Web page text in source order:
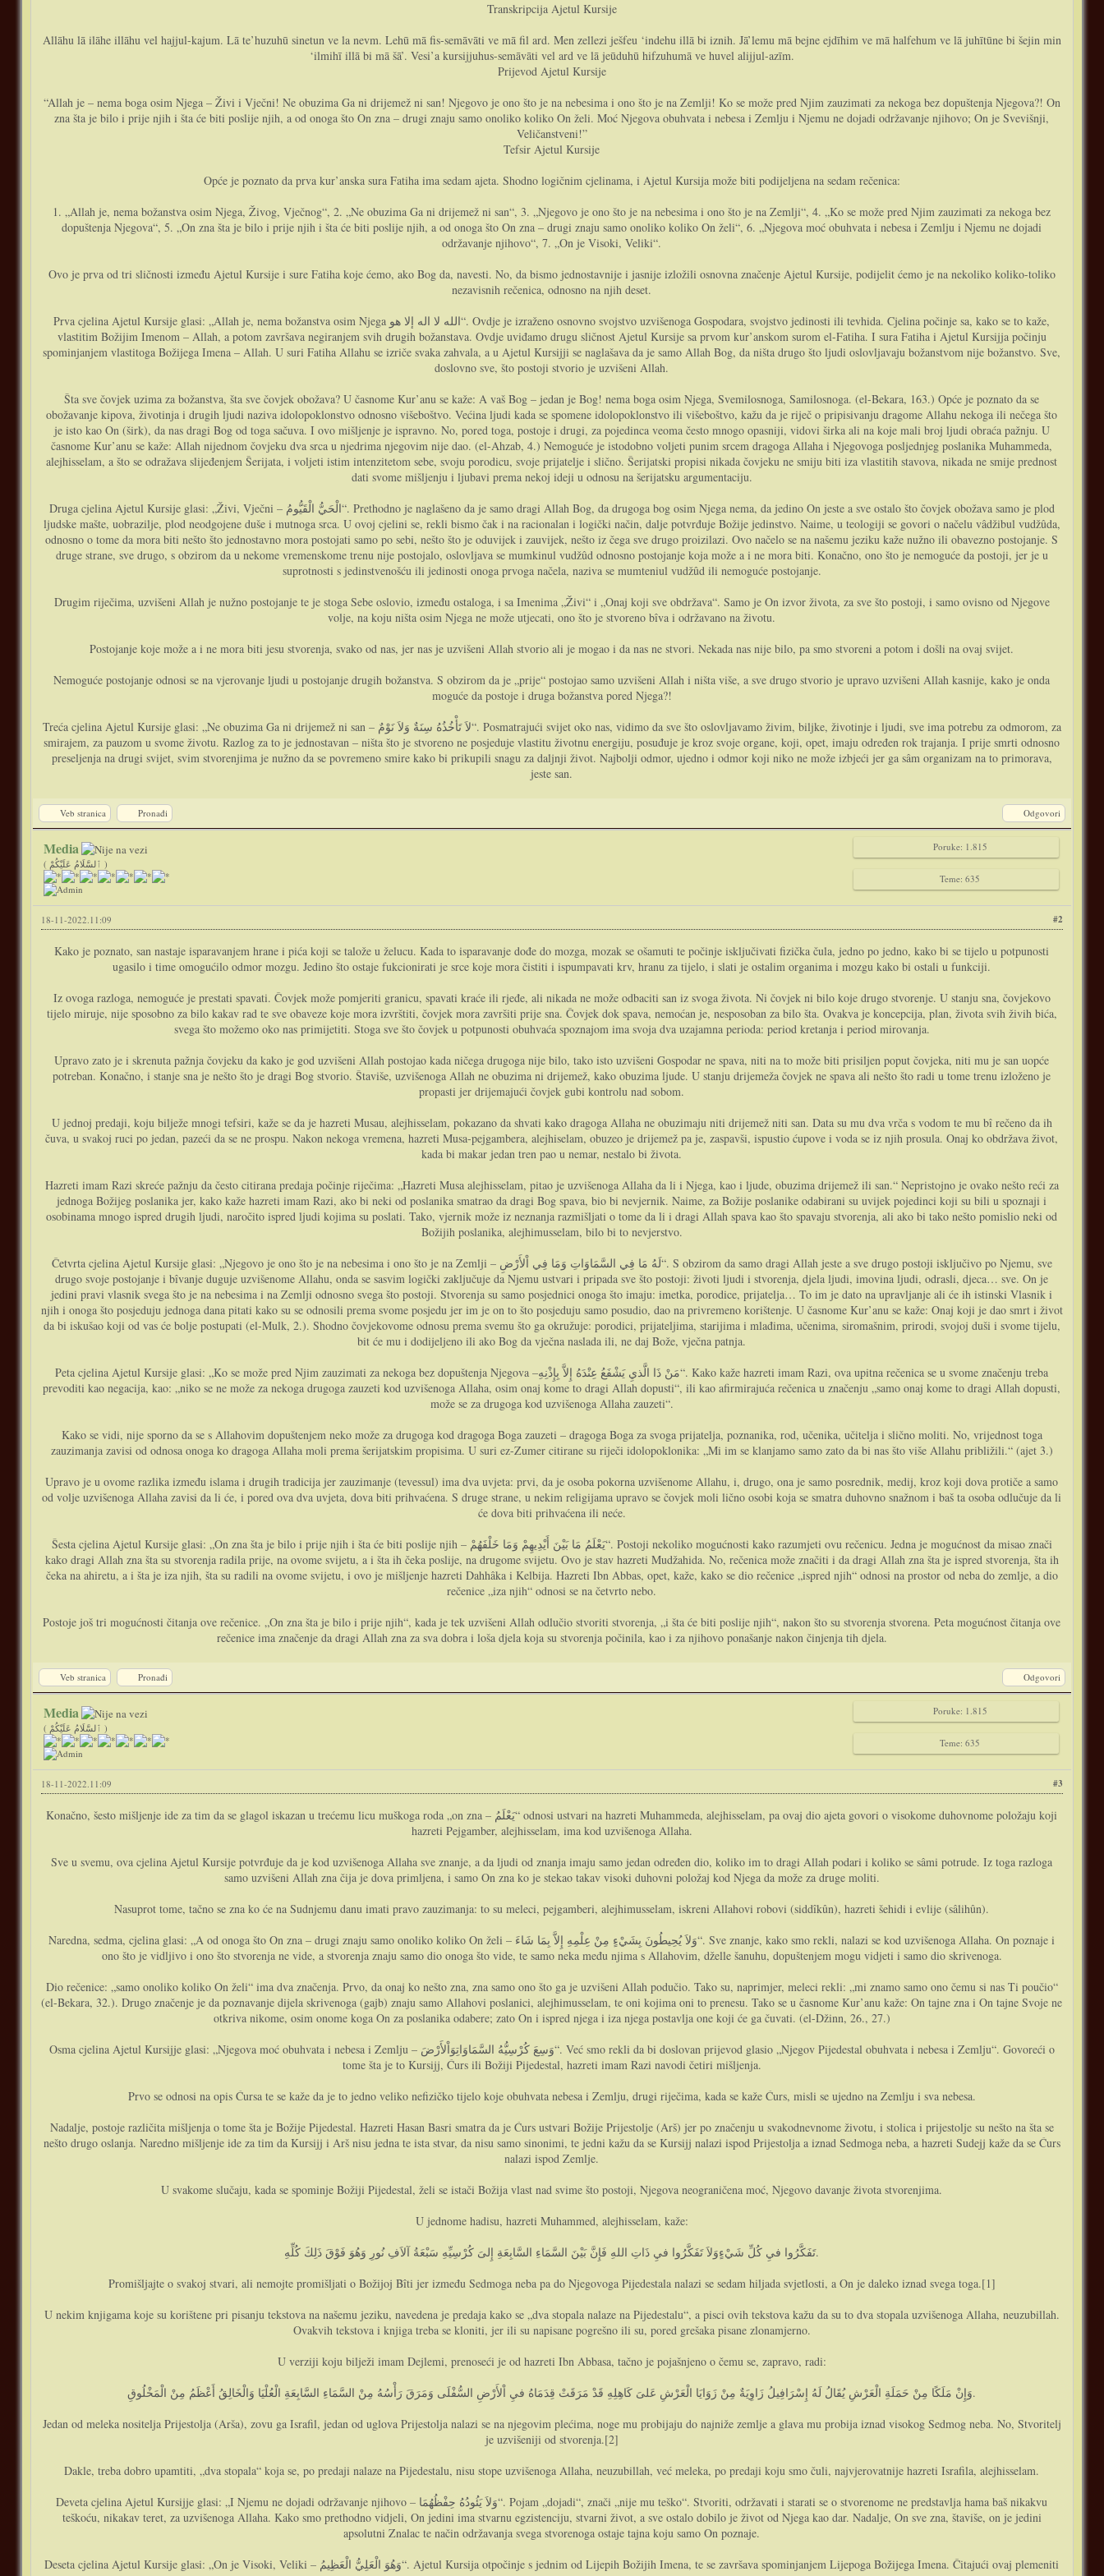
Transkripcija Ajetul Kursije
Allāhu lā ilāhe illāhu vel hajjul-kajum. Lā te’huzuhū sinetun ve la nevm. Lehū mā fis-semāvāti ve mā fil ard. Men zellezi ješfeu ‘indehu illā bi iznih. Jā’lemu mā bejne ejdīhim ve mā halfehum ve lā juhītūne bi šejin min
‘ilmihī illā bi mā šā’. Vesi’a kursijjuhus-semāvāti vel ard ve lā jeūduhū hifzuhumā ve huvel alijjul-azīm.
Prijevod Ajetul Kursije
“Allah je – nema boga osim Njega – Živi i Vječni! Ne obuzima Ga ni drijemež ni san! Njegovo je ono što je na nebesima i ono što je na Zemlji! Ko se može pred Njim zauzimati za nekoga bez dopuštenja Njegova?! On
zna šta je bilo i prije njih i šta će biti poslije njih, a od onoga što On zna – drugi znaju samo onoliko koliko On želi. Moć Njegova obuhvata i nebesa i Zemlju i Njemu ne dojadi održavanje njihovo; On je Svevišnji,
Veličanstveni!”
Tefsir Ajetul Kursije
Opće je poznato da prva kur’anska sura Fatiha ima sedam ajeta. Shodno logičnim cjelinama, i Ajetul Kursija može biti podijeljena na sedam rečenica:
1. „Allah je, nema božanstva osim Njega, Živog, Vječnog“, 2. „Ne obuzima Ga ni drijemež ni san“, 3. „Njegovo je ono što je na nebesima i ono što je na Zemlji“, 4. „Ko se može pred Njim zauzimati za nekoga bez
dopuštenja Njegova“, 5. „On zna šta je bilo i prije njih i šta će biti poslije njih, a od onoga što On zna – drugi znaju samo onoliko koliko On želi“, 6. „Njegova moć obuhvata i nebesa i Zemlju i Njemu ne dojadi
održavanje njihovo“, 7. „On je Visoki, Veliki“.
Ovo je prva od tri sličnosti između Ajetul Kursije i sure Fatiha koje ćemo, ako Bog da, navesti. No, da bismo jednostavnije i jasnije izložili osnovna značenje Ajetul Kursije, podijelit ćemo je na nekoliko koliko-toliko
nezavisnih rečenica, odnosno na njih deset.
Prva cjelina Ajetul Kursije glasi: „Allah je, nema božanstva osim Njega الله لا اله إلا هو“. Ovdje je izraženo osnovno svojstvo uzvišenoga Gospodara, svojstvo jedinosti ili tevhida. Cjelina počinje sa, kako se to kaže,
vlastitim Božijim Imenom – Allah, a potom završava negiranjem svih drugih božanstava. Ovdje uviđamo drugu sličnost Ajetul Kursije sa prvom kur’anskom surom el-Fatiha. I sura Fatiha i Ajetul Kursijja počinju
spominjanjem vlastitoga Božijega Imena – Allah. U suri Fatiha Allahu se izriče svaka zahvala, a u Ajetul Kursijji se naglašava da je samo Allah Bog, da ništa drugo što ljudi oslovljavaju božanstvom nije božanstvo. Sve,
doslovno sve, što postoji stvorio je uzvišeni Allah.
Šta sve čovjek uzima za božanstva, šta sve čovjek obožava? U časnome Kur’anu se kaže: A vaš Bog – jedan je Bog! nema boga osim Njega, Svemilosnoga, Samilosnoga. (el-Bekara, 163.) Opće je poznato da se
obožavanje kipova, životinja i drugih ljudi naziva idolopoklonstvo odnosno višeboštvo. Većina ljudi kada se spomene idolopoklonstvo ili višeboštvo, kažu da je riječ o pripisivanju dragome Allahu nekoga ili nečega što
je isto kao On (širk), da nas dragi Bog od toga sačuva. I ovo mišljenje je ispravno. No, pored toga, postoje i drugi, za pojedinca veoma često mnogo opasniji, vidovi širka ali na koje mali broj ljudi obraća pažnju. U
časnome Kur’anu se kaže: Allah nijednom čovjeku dva srca u njedrima njegovim nije dao. (el-Ahzab, 4.) Nemoguće je istodobno voljeti punim srcem dragoga Allaha i Njegovoga posljednjeg poslanika Muhammeda,
alejhisselam, a što se odražava slijeđenjem Šerijata, i voljeti istim intenzitetom sebe, svoju porodicu, svoje prijatelje i slično. Šerijatski propisi nikada čovjeku ne smiju biti iza vlastitih stavova, nikada ne smije prednost
dati svome mišljenju i ljubavi prema nekoj ideji u odnosu na šerijatsku argumentaciju.
Druga cjelina Ajetul Kursije glasi: „Živi, Vječni – الْحَيُّ الْقَيُّومُ“. Prethodno je naglašeno da je samo dragi Allah Bog, da drugoga bog osim Njega nema, da jedino On jeste a sve ostalo što čovjek obožava samo je plod
ljudske mašte, uobrazilje, plod neodgojene duše i mutnoga srca. U ovoj cjelini se, rekli bismo čak i na racionalan i logički način, dalje potvrđuje Božije jedinstvo. Naime, u teologiji se govori o načelu vâdžibul vudžûda,
odnosno o tome da mora biti nešto što jednostavno mora postojati samo po sebi, nešto što je oduvijek i zauvijek, nešto iz čega sve drugo proizilazi. Ovo načelo se na našemu jeziku kaže nužno ili obavezno postojanje. S
druge strane, sve drugo, s obzirom da u nekome vremenskome trenu nije postojalo, oslovljava se mumkinul vudžûd odnosno postojanje koja može a i ne mora biti. Konačno, ono što je nemoguće da postoji, jer je u
suprotnosti s jedinstvenošću ili jedinosti onoga prvoga načela, naziva se mumteniul vudžûd ili nemoguće postojanje.
Drugim riječima, uzvišeni Allah je nužno postojanje te je stoga Sebe oslovio, između ostaloga, i sa Imenima „Živi“ i „Onaj koji sve obdržava“. Samo je On izvor života, za sve što postoji, i samo ovisno od Njegove
volje, na koju ništa osim Njega ne može utjecati, ono što je stvoreno bîva i održavano na životu.
Postojanje koje može a i ne mora biti jesu stvorenja, svako od nas, jer nas je uzvišeni Allah stvorio ali je mogao i da nas ne stvori. Nekada nas nije bilo, pa smo stvoreni a potom i došli na ovaj svijet.
Nemoguće postojanje odnosi se na vjerovanje ljudi u postojanje drugih božanstva. S obzirom da je „prije“ postojao samo uzvišeni Allah i ništa više, a sve drugo stvorio je upravo uzvišeni Allah kasnije, kako je onda
moguće da postoje i druga božanstva pored Njega?!
Treća cjelina Ajetul Kursije glasi: „Ne obuzima Ga ni drijemež ni san – لاَ تَأْخُذُهُ سِنَةٌ وَلاَ نَوْمٌ“. Posmatrajući svijet oko nas, vidimo da sve što oslovljavamo živim, biljke, životinje i ljudi, sve ima potrebu za odmorom, za
smirajem, za pauzom u svome životu. Razlog za to je jednostavan – ništa što je stvoreno ne posjeduje vlastitu životnu energiju, posuđuje je kroz svoje organe, koji, opet, imaju određen rok trajanja. I prije smrti odnosno
preseljenja na drugi svijet, svim stvorenjima je nužno da se povremeno smire kako bi prikupili snagu za daljnji život. Najbolji odmor, ujedno i odmor koji niko ne može izbjeći jer ga sâm organizam na to primorava,
jeste san.
Veb stranica Pronađi Odgovori
Media
( ٱلسَّلَامُ عَلَيْكُمْ )
Poruke: 1.815
Teme: 635
#2
18-11-2022.11:09
Kako je poznato, san nastaje isparavanjem hrane i pića koji se talože u želucu. Kada to isparavanje dođe do mozga, mozak se ošamuti te počinje isključivati fizička čula, jedno po jedno, kako bi se tijelo u potpunosti
ugasilo i time omogućilo odmor mozgu. Jedino što ostaje fukcionirati je srce koje mora čistiti i ispumpavati krv, hranu za tijelo, i slati je ostalim organima i mozgu kako bi ostali u funkciji.
Iz ovoga razloga, nemoguće je prestati spavati. Čovjek može pomjeriti granicu, spavati kraće ili rjeđe, ali nikada ne može odbaciti san iz svoga života. Ni čovjek ni bilo koje drugo stvorenje. U stanju sna, čovjekovo
tijelo miruje, nije sposobno za bilo kakav rad te sve obaveze koje mora izvrštiti, čovjek mora završiti prije sna. Čovjek dok spava, nemoćan je, nesposoban za bilo šta. Ovakva je koncepcija, plan, života svih živih bića,
svega što možemo oko nas primijetiti. Stoga sve što čovjek u potpunosti obuhvaća spoznajom ima svoja dva uzajamna perioda: period kretanja i period mirovanja.
Upravo zato je i skrenuta pažnja čovjeku da kako je god uzvišeni Allah postojao kada ničega drugoga nije bilo, tako isto uzvišeni Gospodar ne spava, niti na to može biti prisiljen poput čovjeka, niti mu je san uopće
potreban. Konačno, i stanje sna je nešto što je dragi Bog stvorio. Štaviše, uzvišenoga Allah ne obuzima ni drijemež, kako obuzima ljude. U stanju drijemeža čovjek ne spava ali nešto što radi u tome trenu izloženo je
propasti jer drijemajući čovjek gubi kontrolu nad sobom.
U jednoj predaji, koju bilježe mnogi tefsiri, kaže se da je hazreti Musau, alejhisselam, pokazano da shvati kako dragoga Allaha ne obuzimaju niti drijemež niti san. Data su mu dva vrča s vodom te mu bî rečeno da ih
čuva, u svakoj ruci po jedan, pazeći da se ne prospu. Nakon nekoga vremena, hazreti Musa-pejgambera, alejhiselam, obuzeo je drijemež pa je, zaspavši, ispustio ćupove i voda se iz njih prosula. Onaj ko obdržava život,
kada bi makar jedan tren pao u nemar, nestalo bi života.
Hazreti imam Razi skreće pažnju da često citirana predaja počinje riječima: „Hazreti Musa alejhisselam, pitao je uzvišenoga Allaha da li i Njega, kao i ljude, obuzima drijemež ili san.“ Nepristojno je ovako nešto reći za
jednoga Božijeg poslanika jer, kako kaže hazreti imam Razi, ako bi neki od poslanika smatrao da dragi Bog spava, bio bi nevjernik. Naime, za Božije poslanike odabirani su uvijek pojedinci koji su bili u spoznaji i
osobinama mnogo ispred drugih ljudi, naročito ispred ljudi kojima su poslati. Tako, vjernik može iz neznanja razmišljati o tome da li i dragi Allah spava kao što spavaju stvorenja, ali ako bi tako nešto pomislio neki od
Božijih poslanika, alejhimusselam, bilo bi to nevjerstvo.
Četvrta cjelina Ajetul Kursije glasi: „Njegovo je ono što je na nebesima i ono što je na Zemlji – لَهُ مَا فِي السَّمَاوَاتِ وَمَا فِي اْلأَرْضِ“. S obzirom da samo dragi Allah jeste a sve drugo postoji isključivo po Njemu, sve
drugo svoje postojanje i bîvanje duguje uzvišenome Allahu, onda se sasvim logički zaključuje da Njemu ustvari i pripada sve što postoji: životi ljudi i stvorenja, djela ljudi, imovina ljudi, odrasli, djeca… sve. On je
jedini pravi vlasnik svega što je na nebesima i na Zemlji odnosno svega što postoji. Stvorenja su samo posjednici onoga što imaju: imetka, porodice, prijatelja… To im je dato na upravljanje ali će ih istinski Vlasnik i
njih i onoga što posjeduju jednoga dana pitati kako su se odnosili prema svome posjedu jer im je on to što posjeduju samo posudio, dao na privremeno korištenje. U časnome Kur’anu se kaže: Onaj koji je dao smrt i život
da bi iskušao koji od vas će bolje postupati (el-Mulk, 2.). Shodno čovjekovome odnosu prema svemu što ga okružuje: porodici, prijateljima, starijima i mlađima, učenima, siromašnim, prirodi, svojoj duši i svome tijelu,
bit će mu i dodijeljeno ili ako Bog da vječna naslada ili, ne daj Bože, vječna patnja.
Peta cjelina Ajetul Kursije glasi: „Ko se može pred Njim zauzimati za nekoga bez dopuštenja Njegova –مَنْ ذَا الَّذيِ يَشْفَعُ عِنْدَهُ إِلاَّ بِإِذْنِهِ“. Kako kaže hazreti imam Razi, ova upitna rečenica se u svome značenju treba
prevoditi kao negacija, kao: „niko se ne može za nekoga drugoga zauzeti kod uzvišenoga Allaha, osim onaj kome to dragi Allah dopusti“, ili kao afirmirajuća rečenica u značenju „samo onaj kome to dragi Allah dopusti,
može se za drugoga kod uzvišenoga Allaha zauzeti“.
Kako se vidi, nije sporno da se s Allahovim dopuštenjem neko može za drugoga kod dragoga Boga zauzeti – dragoga Boga za svoga prijatelja, poznanika, rod, učenika, učitelja i slično moliti. No, vrijednost toga
zauzimanja zavisi od odnosa onoga ko dragoga Allaha moli prema šerijatskim propisima. U suri ez-Zumer citirane su riječi idolopoklonika: „Mi im se klanjamo samo zato da bi nas što više Allahu približili.“ (ajet 3.)
Upravo je u ovome razlika između islama i drugih tradicija jer zauzimanje (tevessul) ima dva uvjeta: prvi, da je osoba pokorna uzvišenome Allahu, i, drugo, ona je samo posrednik, medij, kroz koji dova protiče a samo
od volje uzvišenoga Allaha zavisi da li će, i pored ova dva uvjeta, dova biti prihvaćena. S druge strane, u nekim religijama upravo se čovjek moli lično osobi koja se smatra duhovno snažnom i baš ta osoba odlučuje da li
će dova biti prihvaćena ili neće.
Šesta cjelina Ajetul Kursije glasi: „On zna šta je bilo i prije njih i šta će biti poslije njih – يَعْلَمُ مَا بَيْنَ أَيْدِيهِمْ وَمَا خَلْفَهُمْ“. Postoji nekoliko mogućnosti kako razumjeti ovu rečenicu. Jedna je mogućnost da misao znači
kako dragi Allah zna šta su stvorenja radila prije, na ovome svijetu, a i šta ih čeka poslije, na drugome svijetu. Ovo je stav hazreti Mudžahida. No, rečenica može značiti i da dragi Allah zna šta je ispred stvorenja, šta ih
čeka na ahiretu, a i šta je iza njih, šta su radili na ovome svijetu, i ovo je mišljenje hazreti Dahhâka i Kelbija. Hazreti Ibn Abbas, opet, kaže, kako se dio rečenice „ispred njih“ odnosi na prostor od neba do zemlje, a dio
rečenice „iza njih“ odnosi se na četvrto nebo.
Postoje još tri mogućnosti čitanja ove rečenice. „On zna šta je bilo i prije njih“, kada je tek uzvišeni Allah odlučio stvoriti stvorenja, „i šta će biti poslije njih“, nakon što su stvorenja stvorena. Peta mogućnost čitanja ove
rečenice ima značenje da dragi Allah zna za sva dobra i loša djela koja su stvorenja počinila, kao i za njihovo ponašanje nakon činjenja tih djela.
Veb stranica Pronađi Odgovori
Media
( ٱلسَّلَامُ عَلَيْكُمْ )
Poruke: 1.815
Teme: 635
#3
18-11-2022.11:09
Konačno, šesto mišljenje ide za tim da se glagol iskazan u trećemu licu muškoga roda „on zna – يَعْلَمُ“ odnosi ustvari na hazreti Muhammeda, alejhisselam, pa ovaj dio ajeta govori o visokome duhovnome položaju koji
hazreti Pejgamber, alejhisselam, ima kod uzvišenoga Allaha.
Sve u svemu, ova cjelina Ajetul Kursije potvrđuje da je kod uzvišenoga Allaha sve znanje, a da ljudi od znanja imaju samo jedan određen dio, koliko im to dragi Allah podari i koliko se sâmi potrude. Iz toga razloga
samo uzvišeni Allah zna čija je dova primljena, i samo On zna ko je stekao takav visoki duhovni položaj kod Njega da može za druge moliti.
Nasuprot tome, tačno se zna ko će na Sudnjemu danu imati pravo zauzimanja: to su meleci, pejgamberi, alejhimusselam, iskreni Allahovi robovi (siddîkûn), hazreti šehidi i evlije (sâlihûn).
Naredna, sedma, cjelina glasi: „A od onoga što On zna – drugi znaju samo onoliko koliko On želi – وَلاَ يُحِيطُونَ بِشَيْءٍ مِنْ عِلْمِهِ إِلاَّ بِمَا شَاءَ“. Sve znanje, kako smo rekli, nalazi se kod uzvišenoga Allaha. On poznaje i
ono što je vidljivo i ono što stvorenja ne vide, a stvorenja znaju samo dio onoga što vide, te samo neka među njima s Allahovim, dželle šanuhu, dopuštenjem mogu vidjeti i samo dio skrivenoga.
Dio rečenice: „samo onoliko koliko On želi“ ima dva značenja. Prvo, da onaj ko nešto zna, zna samo ono što ga je uzvišeni Allah podučio. Tako su, naprimjer, meleci rekli: „mi znamo samo ono čemu si nas Ti poučio“
(el-Bekara, 32.). Drugo značenje je da poznavanje dijela skrivenoga (gajb) znaju samo Allahovi poslanici, alejhimusselam, te oni kojima oni to prenesu. Tako se u časnome Kur’anu kaže: On tajne zna i On tajne Svoje ne
otkriva nikome, osim onome koga On za poslanika odabere; zato On i ispred njega i iza njega postavlja one koji će ga čuvati. (el-Džinn, 26., 27.)
Osma cjelina Ajetul Kursijje glasi: „Njegova moć obuhvata i nebesa i Zemlju – وَسِعَ كُرْسِيُّهُ السَّمَاوَاتِوَاْلأَرْضَ“. Već smo rekli da bi doslovan prijevod glasio „Njegov Pijedestal obuhvata i nebesa i Zemlju“. Govoreći o
tome šta je to Kursijj, Ćurs ili Božiji Pijedestal, hazreti imam Razi navodi četiri mišljenja.
Prvo se odnosi na opis Ćursa te se kaže da je to jedno veliko nefizičko tijelo koje obuhvata nebesa i Zemlju, drugi riječima, kada se kaže Ćurs, misli se ujedno na Zemlju i sva nebesa.
Nadalje, postoje različita mišljenja o tome šta je Božije Pijedestal. Hazreti Hasan Basri smatra da je Ćurs ustvari Božije Prijestolje (Arš) jer po značenju u svakodnevnome životu, i stolica i prijestolje su nešto na šta se
nešto drugo oslanja. Naredno mišljenje ide za tim da Kursijj i Arš nisu jedna te ista stvar, da nisu samo sinonimi, te jedni kažu da se Kursijj nalazi ispod Prijestolja a iznad Sedmoga neba, a hazreti Sudejj kaže da se Ćurs
nalazi ispod Zemlje.
U svakome slučaju, kada se spominje Božiji Pijedestal, želi se istači Božija vlast nad svime što postoji, Njegova neograničena moć, Njegovo davanje života stvorenjima.
U jednome hadisu, hazreti Muhammed, alejhisselam, kaže:
تَفَكَّرُوا فيِ كُلِّ شَيْءٍوَلاَ تَفَكَّرُوا فيِ ذَاتِ اللهِ فَإِنَّ بَيْنَ السَّمَاءِ السَّابِعَةِ إِلىَ كُرْسِيِّهِ سَبْعَةُ آلاَفِ نُورِ وَهُوَ فَوْقَ ذَلِكَ كُلِّهِ.
Promišljajte o svakoj stvari, ali nemojte promišljati o Božijoj Bîti jer između Sedmoga neba pa do Njegovoga Pijedestala nalazi se sedam hiljada svjetlosti, a On je daleko iznad svega toga.[1]
U nekim knjigama koje su korištene pri pisanju tekstova na našemu jeziku, navedena je predaja kako se „dva stopala nalaze na Pijedestalu“, a pisci ovih tekstova kažu da su to dva stopala uzvišenoga Allaha, neuzubillah.
Ovakvih tekstova i knjiga treba se kloniti, jer ili su napisane pogrešno ili su, pored grešaka pisane zlonamjerno.
U verziji koju bilježi imam Dejlemi, prenoseći je od hazreti Ibn Abbasa, tačno je pojašnjeno o čemu se, zapravo, radi:
وَإِنْ مَلَكًا مِنْ حَمَلَةِ الْعَرْشِ يُقَالُ لَهُ إِسْرَافِيلُ زَاوِيَةٌ مِنْ زَوَايَا الْعَرْشِ عَلىَ كَاهِلِهِ قَدْ مَرَقَتْ قِدَمَاهُ فيِ اْلأَرْضِ السُّفْلَى وَمَرَقَ رَأْسُهُ مِنْ السَّمَاءِ السَّابِعَةِ الْعُلْيَا وَالْخَالِقُ أَعْظَمُ مِنْ الْمَخْلُوقِ.
Jedan od meleka nositelja Prijestolja (Arša), zovu ga Israfil, jedan od uglova Prijestolja nalazi se na njegovim plećima, noge mu probijaju do najniže zemlje a glava mu probija iznad visokog Sedmog neba. No, Stvoritelj
je uzvišeniji od stvorenja.[2]
Dakle, treba dobro upamtiti, „dva stopala“ koja se, po predaji nalaze na Pijedestalu, nisu stope uzvišenoga Allaha, neuzubillah, već meleka, po predaji koju smo čuli, najvjerovatnije hazreti Israfila, alejhisselam.
Deveta cjelina Ajetul Kursijje glasi: „I Njemu ne dojadi održavanje njihovo – وَلاَ يَئُودُهُ حِفْظُهُمَا“. Pojam „dojadi“, znači „nije mu teško“. Stvoriti, održavati i starati se o stvorenome ne predstavlja hama baš nikakvu
teškoću, nikakav teret, za uzvišenoga Allaha. Kako smo prethodno vidjeli, On jedini ima stvarnu egzistenciju, stvarni život, a sve ostalo dobilo je život od Njega kao dar. Nadalje, On sve zna, štaviše, on je jedini
apsolutni Znalac te način održavanja svega stvorenoga ostaje tajna koju samo On poznaje.
Deseta cjelina Ajetul Kursije glasi: „On je Visoki, Veliki – وَهُوَ الْعَلِيُّ الْعَظِيمُ“. Ajetul Kursija otpočinje s jednim od Lijepih Božijih Imena, te se završava spominjanjem Lijepoga Božijega Imena. Čitajući ovaj plemeniti